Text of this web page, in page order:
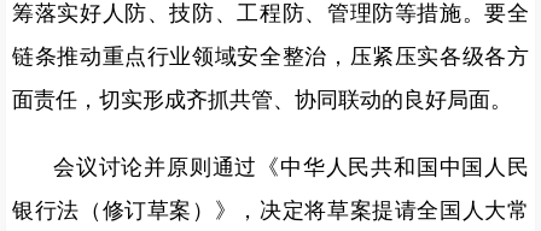
筹落实好人防、技防、工程防、管理防等措施。要全
链条推动重点行业领域安全整治，压紧压实各级各方
面责任，切实形成齐抓共管、协同联动的良好局面。
会议讨论并原则通过《中华人民共和国中国人民
银行法（修订草案）》，决定将草案提请全国人大常